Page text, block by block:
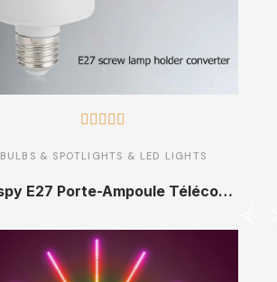
    
BULBS & SPOTLIGHTS & LED LIGHTS
Vkospy E27 Porte-Ampoule Télécommande sans Fil Douille de Lampe Accueil E27 Télécommande sans Fil Vis Ampoule de Rechange de